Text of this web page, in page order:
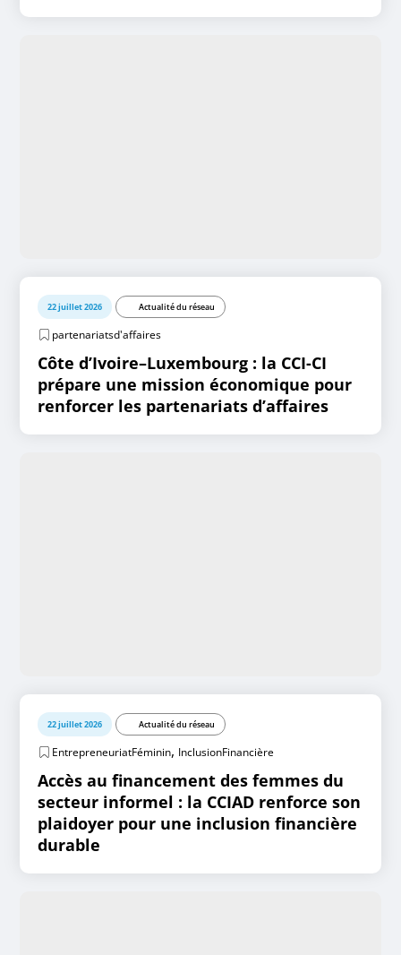
22 juillet 2026 Actualité du réseau
partenariatsd'affaires
Côte d’Ivoire–Luxembourg : la CCI-CI
prépare une mission économique pour
renforcer les partenariats d’affaires
22 juillet 2026 Actualité du réseau
EntrepreneuriatFéminin, InclusionFinancière
Accès au financement des femmes du
secteur informel : la CCIAD renforce son
plaidoyer pour une inclusion financière
durable